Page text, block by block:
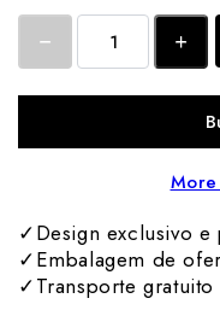
✓Design exclusivo e
✓Embalagem de
✓Transporte gratuito